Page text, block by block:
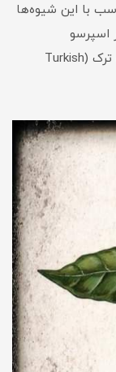
با این شیوه‌ها
اسپرسو
(Espresso)، قهوه فیلتری (Drip coffee)، قهوه ترک (Turkish